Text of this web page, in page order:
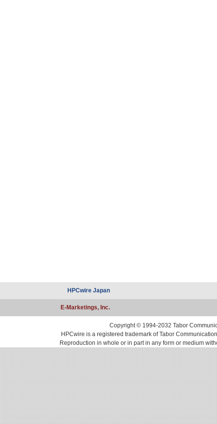
HPCwire Japan
E-Marketings, Inc.
Copyright © 1994-2032 Tabor
HPCwire is a registered trademark of Tabor
Reproduction in whole or in part in any form or medium